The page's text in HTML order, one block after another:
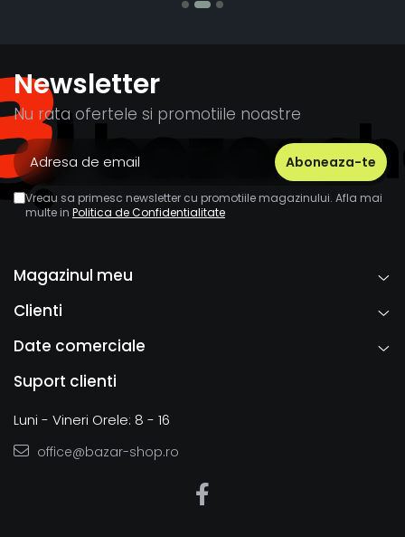
Newsletter
Nu rata ofertele si promotiile noastre
Vreau sa primesc newsletter cu promotiile magazinului. Afla mai
multe in Politica de Confidentialitate
Magazinul meu
Clienti
Date comerciale
Suport clienti
Luni - Vineri Orele: 8 - 16
office@bazar-shop.ro